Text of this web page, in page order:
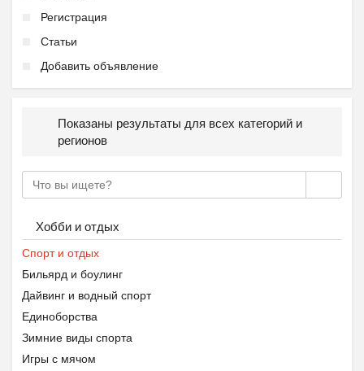
Регистрация
Статьи
Добавить объявление
Показаны результаты для всех категорий и
регионов
Хобби и отдых
Спорт и отдых
Бильярд и боулинг
Дайвинг и водный спорт
Единоборства
Зимние виды спорта
Игры с мячом